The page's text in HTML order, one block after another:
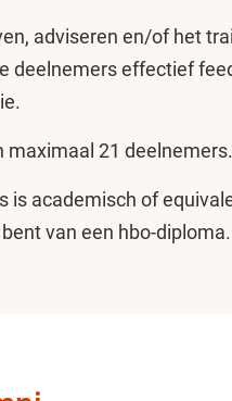
adviseren en/of het
deelnemers effectief
maximaal 21 deelnemers.
is academisch of
van een hbo-diploma.